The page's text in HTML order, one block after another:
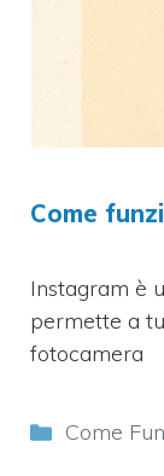
Come
Instagram è
permette a
fotocamera
Categorie
Come